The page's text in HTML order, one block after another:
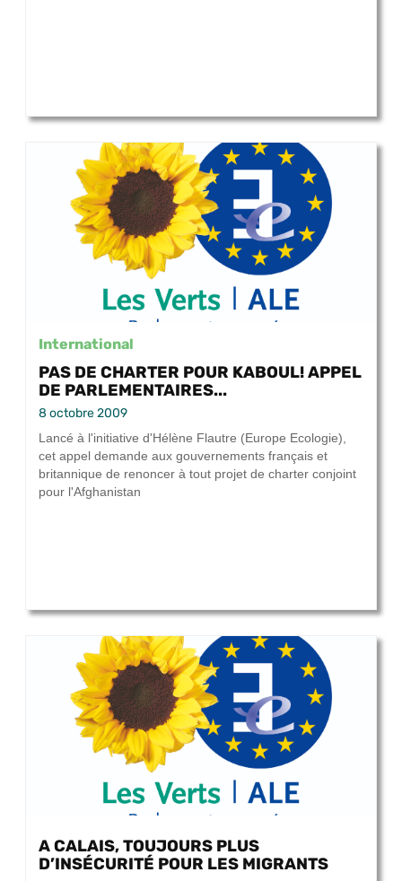
International
PAS DE CHARTER POUR KABOUL! APPEL
DE PARLEMENTAIRES...
8 octobre 2009
Lancé à l'initiative d'Hélène Flautre (Europe Ecologie),
cet appel demande aux gouvernements français et
britannique de renoncer à tout projet de charter conjoint
pour l'Afghanistan
A CALAIS, TOUJOURS PLUS
D’INSÉCURITÉ POUR LES MIGRANTS